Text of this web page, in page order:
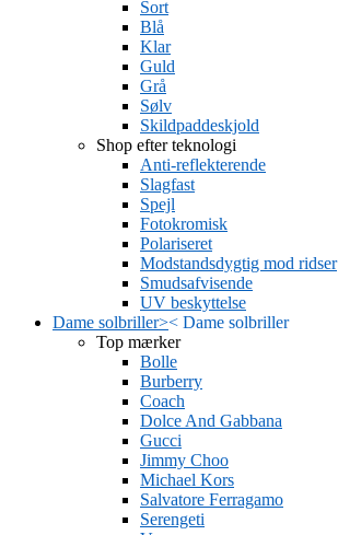
Sort
Blå
Klar
Guld
Grå
Sølv
Skildpaddeskjold
Shop efter teknologi
Anti-reflekterende
Slagfast
Spejl
Fotokromisk
Polariseret
Modstandsdygtig mod ridser
Smudsafvisende
UV beskyttelse
Dame solbriller>< Dame solbriller
Top mærker
Bolle
Burberry
Coach
Dolce And Gabbana
Gucci
Jimmy Choo
Michael Kors
Salvatore Ferragamo
Serengeti